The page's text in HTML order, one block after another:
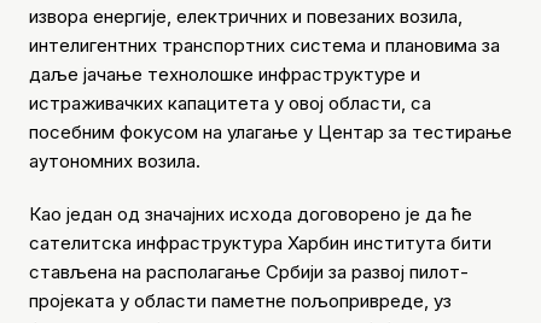
извора енергије, електричних и повезаних возила,
интелигентних транспортних система и плановима за
даље јачање технолошке инфраструктуре и
истраживачких капацитета у овој области, са
посебним фокусом на улагање у Центар за тестирање
аутономних возила.
Као један од значајних исхода договорено је да ће
сателитска инфраструктура Харбин института бити
стављена на располагање Србији за развој пилот-
пројеката у области паметне пољопривреде, уз